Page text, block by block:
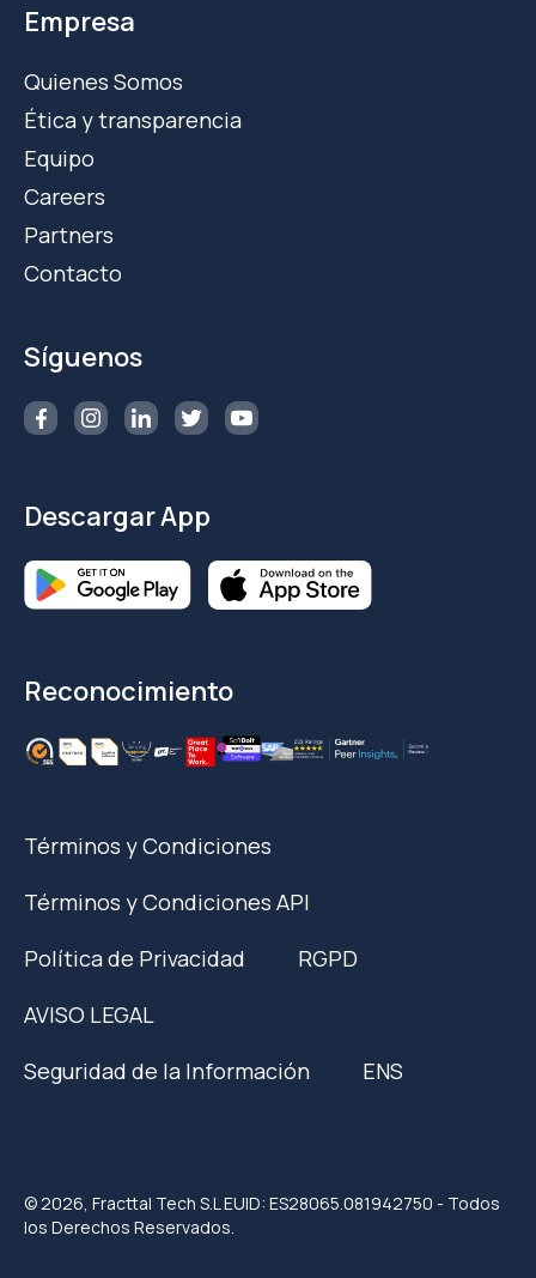
Empresa
Quienes Somos
Ética y transparencia
Equipo
Careers
Partners
Contacto
Síguenos
Descargar App
Reconocimiento
Términos y Condiciones
Términos y Condiciones API
Política de Privacidad
RGPD
AVISO LEGAL
Seguridad de la Información
ENS
© 2026, Fracttal Tech S.L EUID: ES28065.081942750 - Todos
los Derechos Reservados.